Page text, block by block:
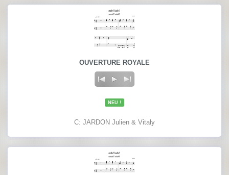
OUVERTURE ROYALE
NEU !
C: JARDON Julien & Vitaly